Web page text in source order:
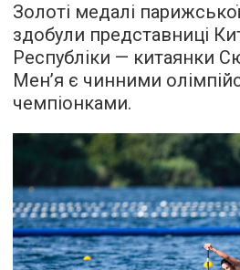
Золоті медалі
здобули представниці
Республіки — китаянки
Мен’я є чинними
чемпіонками.